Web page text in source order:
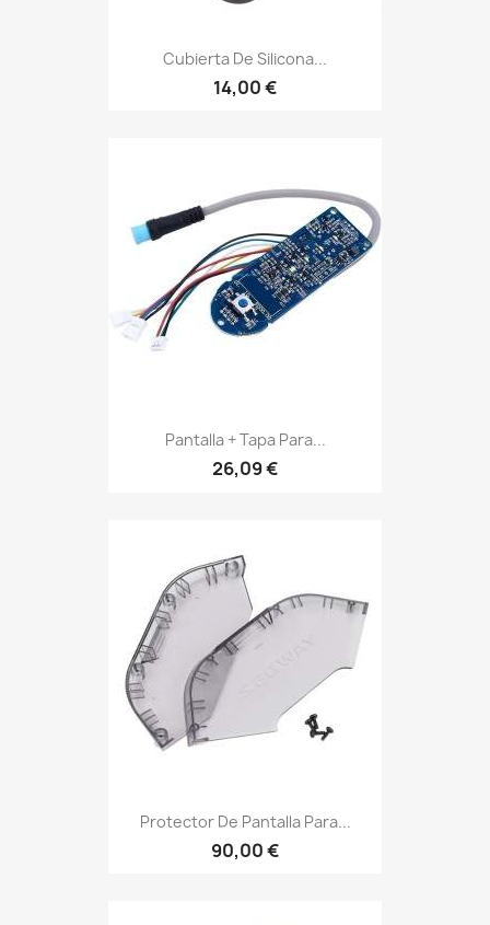
Cubierta De Silicona...
14,00 €
Pantalla + Tapa Para...
26,09 €
Protector De Pantalla Para...
90,00 €